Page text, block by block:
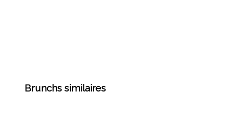
Brunchs similaires